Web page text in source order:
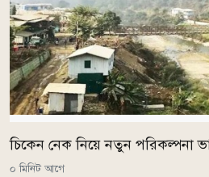
চিকেন নেক নিয়ে নতুন পরিকল্পনা
০ মিনিট আগে